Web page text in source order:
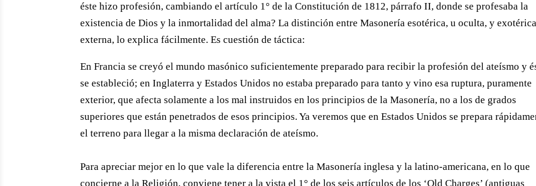
éste hizo profesión, cambiando el artículo 1° de la Constitución de 1812, párrafo II, donde se profesaba la
existencia de Dios y la inmortalidad del alma? La distinción entre Masonería esotérica, u oculta, y
externa, lo explica fácilmente. Es cuestión de táctica:
En Francia se creyó el mundo masónico suficientemente preparado para recibir la profesión del ateísmo y
se estableció; en Inglaterra y Estados Unidos no estaba preparado para tanto y vino esa ruptura, puramente
exterior, que afecta solamente a los mal instruidos en los principios de la Masonería, no a los de grados
superiores que están penetrados de esos principios. Ya veremos que en Estados Unidos se prepara
el terreno para llegar a la misma declaración de ateísmo.
Para apreciar mejor en lo que vale la diferencia entre la Masonería inglesa y la latino-americana, en lo que
concierne a la Religión, conviene tener a la vista el 1° de los seis artículos de los ‘Old Charges’ (antiguas